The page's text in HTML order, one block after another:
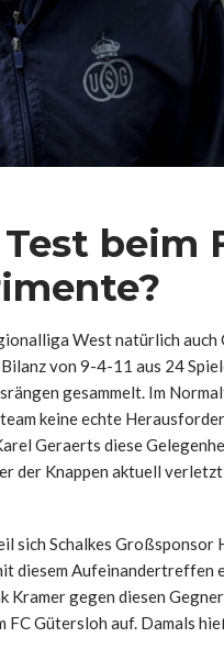
beim
West natürlich auch
von 9-4-11 aus 24
gesammelt. Im
keine echte
Geraerts diese
der Knappen aktuell
sich Schalkes Großsponsor
diesem Aufeinandertreffen
Kramer gegen diesen
Gütersloh auf. Damals